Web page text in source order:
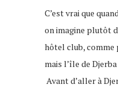
C’est vrai que
on imagine plutôt
hôtel club, comme
mais l’île de
Avant d’aller à